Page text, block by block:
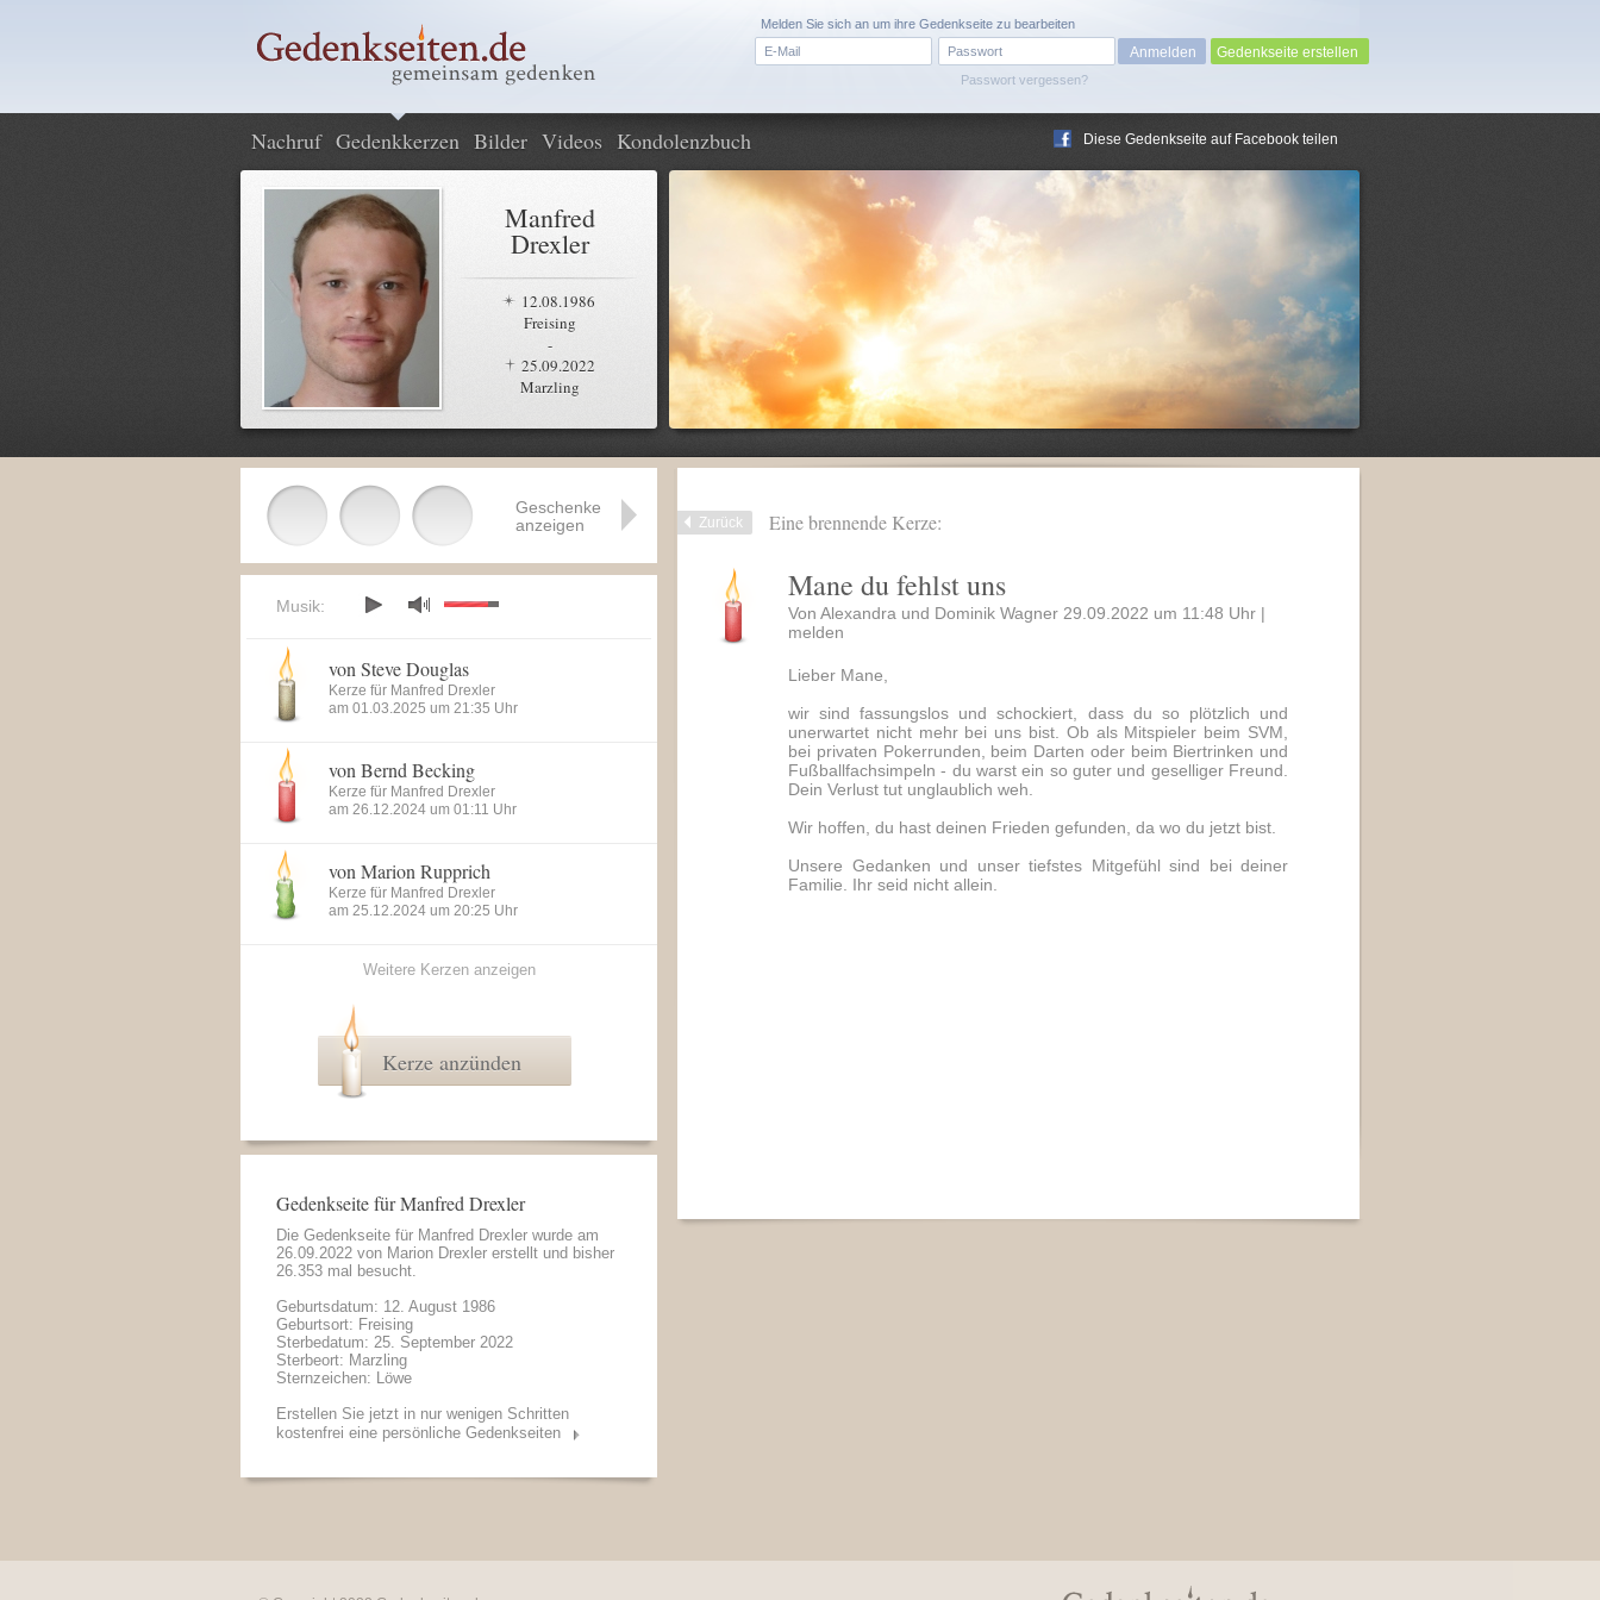
Passwort vergessen?
Melden Sie sich an um ihre Gedenkseite zu bearbeiten
Gedenkseite erstellen
Nachruf Gedenkkerzen Bilder Videos Kondolenzbuch Diese Gedenkseite auf Facebook teilen
Manfred
Drexler
12.08.1986
Freising
-
25.09.2022
Marzling
Zurück Eine brennende Kerze:
Mane du fehlst uns
Von Alexandra und Dominik Wagner 29.09.2022 um 11:48 Uhr |
melden
Lieber Mane,
wir sind fassungslos und schockiert, dass du so plötzlich und
unerwartet nicht mehr bei uns bist. Ob als Mitspieler beim SVM,
bei privaten Pokerrunden, beim Darten oder beim Biertrinken und
Fußballfachsimpeln - du warst ein so guter und geselliger Freund.
Dein Verlust tut unglaublich weh.
Wir hoffen, du hast deinen Frieden gefunden, da wo du jetzt bist.
Unsere Gedanken und unser tiefstes Mitgefühl sind bei deiner
Familie. Ihr seid nicht allein.
Geschenke
anzeigen
Musik:
von Steve Douglas
Kerze für Manfred Drexler
am 01.03.2025 um 21:35 Uhr
von Bernd Becking
Kerze für Manfred Drexler
am 26.12.2024 um 01:11 Uhr
von Marion Rupprich
Kerze für Manfred Drexler
am 25.12.2024 um 20:25 Uhr
Weitere Kerzen anzeigen
Kerze anzünden
Gedenkseite für Manfred Drexler
Die Gedenkseite für Manfred Drexler wurde am
26.09.2022 von Marion Drexler erstellt und bisher
26.353 mal besucht.
Geburtsdatum: 12. August 1986
Geburtsort: Freising
Sterbedatum: 25. September 2022
Sterbeort: Marzling
Sternzeichen: Löwe
Erstellen Sie jetzt in nur wenigen Schritten
kostenfrei eine persönliche Gedenkseiten